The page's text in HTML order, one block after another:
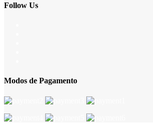
Follow Us
Modos de Pagamento